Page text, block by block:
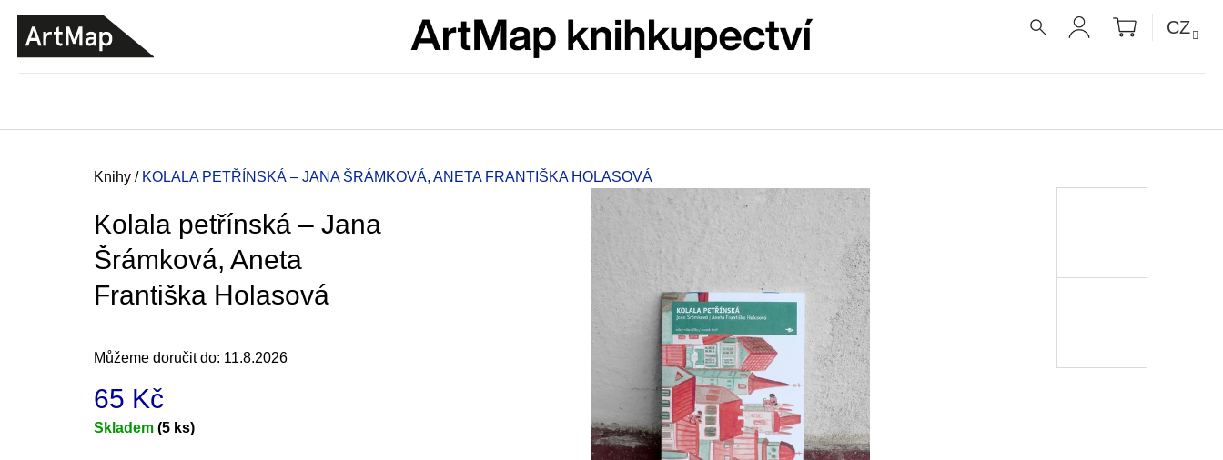
PŘIHLÁŠENÍ
NÁKUPNÍ
KOŠÍK
CZ
Domů
Knihy / KOLALA PETŘÍNSKÁ – JANA ŠRÁMKOVÁ, ANETA FRANTIŠKA HOLASOVÁ
Kolala petřínská – Jana
Šrámková, Aneta
Františka Holasová
Můžeme doručit do: 11.8.2026
65 Kč
Měrná
Skladem (5 ks)
ZPĚT
DO
OBCHODU
ZPĚT
DO
OBCHODU
HLEDAT
ARTMAT KRABIČKA
200 Kč
VÝVAR
NEJEN ROMSKÉ RECEPTY PRO
SNESITELNĚJŠÍ KLIMA
300 Kč
Původně: 350 Kč